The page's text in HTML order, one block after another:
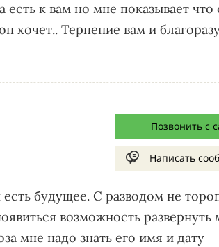
есть к вам но мне показывает что
хочет.. Терпение вам и
Позвонить с
Написать
будущее. С разводом не
возможность развернуть
мне надо знать его имя и дату